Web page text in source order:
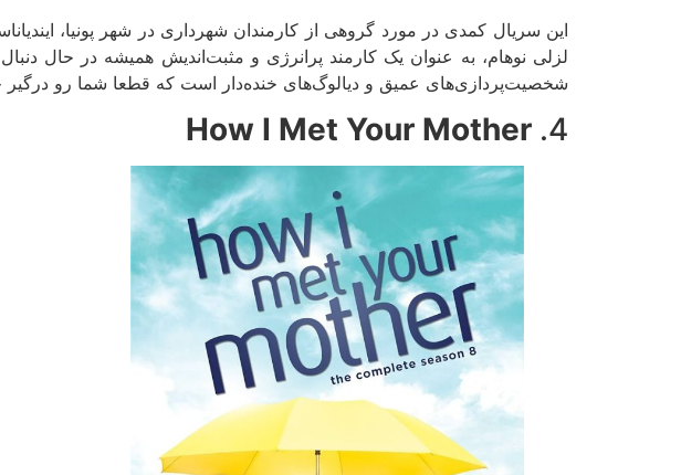
این سریال کمدی در مورد گروهی از کارمندان شهرداری در شهر پونیا،
لزلی نوهام، به عنوان یک کارمند پرانرژی و مثبت‌اندیش همیشه در حال
شخصیت‌پردازی‌های عمیق و دیالوگ‌های خنده‌دار است که قطعا شما رو
4.
How I Met Your Mother